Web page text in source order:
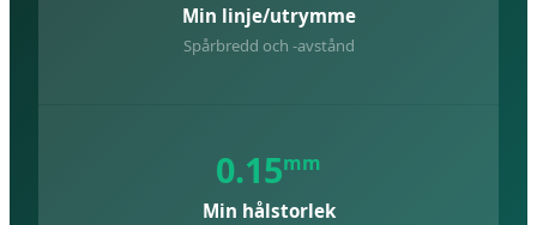
Min linje/utrymme
Spårbredd och -avstånd
0.15mm
Min hålstorlek